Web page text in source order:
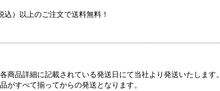
）以上のご注文で送料無料！
商品詳細に記載されている発送日にて当社より発送いたします。
がすべて揃ってからの発送となります。